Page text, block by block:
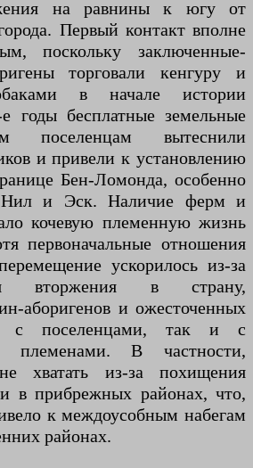
на равнины к югу от
Первый контакт вполне
поскольку заключенные-
торговали кенгуру и
в начале истории
годы бесплатные земельные
поселенцам вытеснили
и привели к установлению
Бен-Ломонда, особенно
Нил и Эск. Наличие ферм и
кочевую племенную жизнь
первоначальные отношения
ускорилось из-за
вторжения в страну,
аборигенов и ожесточенных
с поселенцами, так и с
племенами. В частности,
хватать из-за похищения
в прибрежных районах, что,
к междоусобным набегам
районах.